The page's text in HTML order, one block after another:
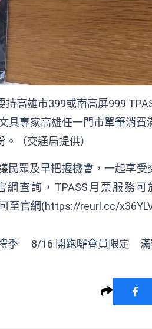
高雄市399或南高屏999
具專家高雄任一門市單筆消費
。（交通局提供）
民眾及早把握機會，一起享受
查詢，TPASS月票服務可
官網(https://reurl.cc/
季 8/16 開跑囉會員限定 滿